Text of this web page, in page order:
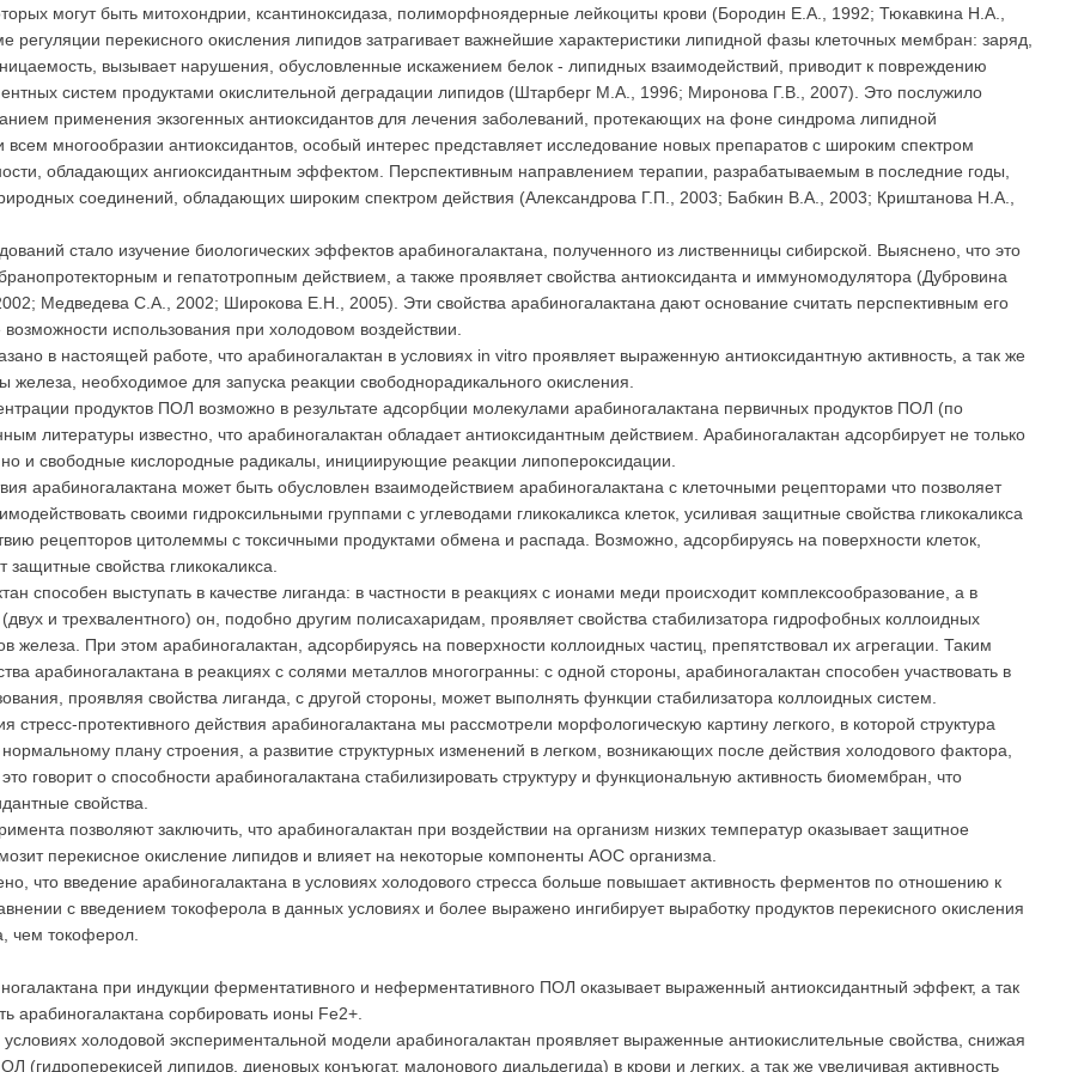
могут быть митохондрии, ксантиноксидаза, полиморфноядерные лейкоциты крови (Бородин Е.А., 1992; Тюкавкина H.A.,
регуляции перекисного окисления липидов затрагивает важнейшие характеристики липидной фазы клеточных мембран: заряд,
вызывает нарушения, обусловленные искажением белок - липидных взаимодействий, приводит к повреждению
систем продуктами окислительной деградации липидов (Штарберг М.А., 1996; Миронова Г.В., 2007). Это послужило
применения экзогенных антиоксидантов для лечения заболеваний, протекающих на фоне синдрома липидной
многообразии антиоксидантов, особый интерес представляет исследование новых препаратов с широким спектром
обладающих ангиоксидантным эффектом. Перспективным направлением терапии, разрабатываемым в последние годы,
соединений, обладающих широким спектром действия (Александрова Г.П., 2003; Бабкин В.А., 2003; Криштанова H.A.,
стало изучение биологических эффектов арабиногалактана, полученного из лиственницы сибирской. Выяснено, что это
и гепатотропным действием, а также проявляет свойства антиоксиданта и иммуномодулятора (Дубровина
Медведева С.А., 2002; Широкова E.H., 2005). Эти свойства арабиногалактана дают основание считать перспективным его
использования при холодовом воздействии.
в настоящей работе, что арабиногалактан в условиях in vitro проявляет выраженную антиоксидантную активность, а так же
железа, необходимое для запуска реакции свободнорадикального окисления.
продуктов ПОЛ возможно в результате адсорбции молекулами арабиногалактана первичных продуктов ПОЛ (по
литературы известно, что арабиногалактан обладает антиоксидантным действием. Арабиногалактан адсорбирует не только
и свободные кислородные радикалы, инициирующие реакции липопероксидации.
арабиногалактана может быть обусловлен взаимодействием арабиногалактана с клеточными рецепторами что позволяет
своими гидроксильными группами с углеводами гликокаликса клеток, усиливая защитные свойства гликокаликса
рецепторов цитолеммы с токсичными продуктами обмена и распада. Возможно, адсорбируясь на поверхности клеток,
защитные свойства гликокаликса.
способен выступать в качестве лиганда: в частности в реакциях с ионами меди происходит комплексообразование, а в
и трехвалентного) он, подобно другим полисахаридам, проявляет свойства стабилизатора гидрофобных коллоидных
железа. При этом арабиногалактан, адсорбируясь на поверхности коллоидных частиц, препятствовал их агрегации. Таким
арабиногалактана в реакциях с солями металлов многогранны: с одной стороны, арабиногалактан способен участвовать в
проявляя свойства лиганда, с другой стороны, может выполнять функции стабилизатора коллоидных систем.
стресс-протективного действия арабиногалактана мы рассмотрели морфологическую картину легкого, в которой структура
плану строения, а развитие структурных изменений в легком, возникающих после действия холодового фактора,
говорит о способности арабиногалактана стабилизировать структуру и функциональную активность биомембран, что
свойства.
позволяют заключить, что арабиногалактан при воздействии на организм низких температур оказывает защитное
перекисное окисление липидов и влияет на некоторые компоненты АОС организма.
что введение арабиногалактана в условиях холодового стресса больше повышает активность ферментов по отношению к
с введением токоферола в данных условиях и более выражено ингибирует выработку продуктов перекисного окисления
чем токоферол.
при индукции ферментативного и неферментативного ПОЛ оказывает выраженный антиоксидантный эффект, а так
арабиногалактана сорбировать ионы Fe2+.
холодовой экспериментальной модели арабиногалактан проявляет выраженные антиокислительные свойства, снижая
(гидроперекисей липидов, диеновых конъюгат, малонового диальдегида) в крови и легких, а так же увеличивая активность